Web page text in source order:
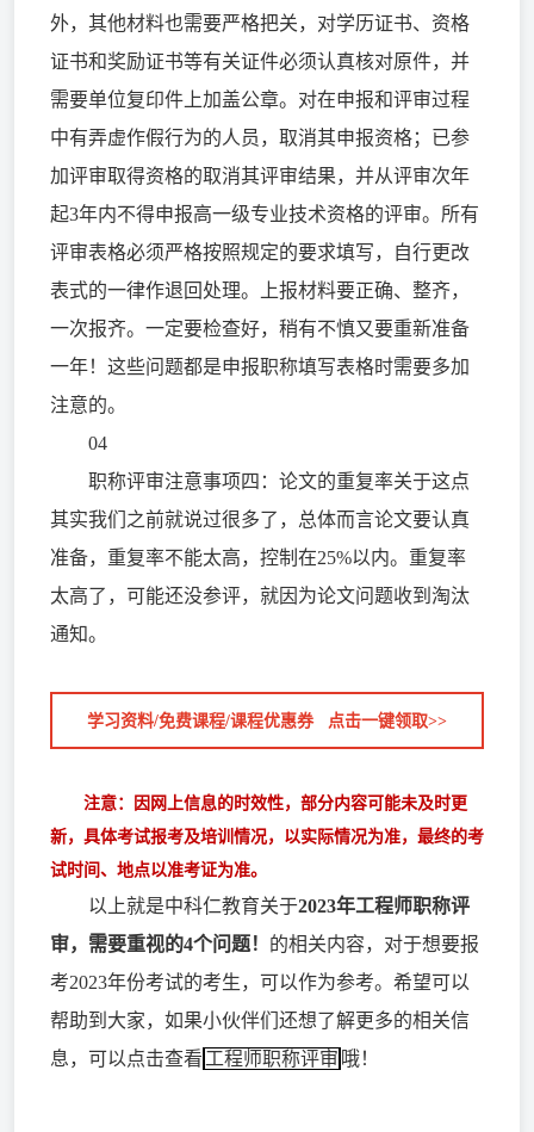
外，其他材料也需要严格把关，对学历证书、资格
证书和奖励证书等有关证件必须认真核对原件，并
需要单位复印件上加盖公章。对在申报和评审过程
中有弄虚作假行为的人员，取消其申报资格；已参
加评审取得资格的取消其评审结果，并从评审次年
起3年内不得申报高一级专业技术资格的评审。所有
评审表格必须严格按照规定的要求填写，自行更改
表式的一律作退回处理。上报材料要正确、整齐，
一次报齐。一定要检查好，稍有不慎又要重新准备
一年！这些问题都是申报职称填写表格时需要多加
注意的。
04
职称评审注意事项四：论文的重复率关于这点
其实我们之前就说过很多了，总体而言论文要认真
准备，重复率不能太高，控制在25%以内。重复率
太高了，可能还没参评，就因为论文问题收到淘汰
通知。
学习资料/免费课程/课程优惠券 点击一键领取>>
注意：因网上信息的时效性，部分内容可能未及时更
新，具体考试报考及培训情况，以实际情况为准，最终的考
试时间、地点以准考证为准。
以上就是中科仁教育关于2023年工程师职称评
审，需要重视的4个问题！
的相关内容，对于想要报
考2023年份考试的考生，可以作为参考。希望可以
帮助到大家，如果小伙伴们还想了解更多的相关信
息，可以点击查看工程师职称评审 哦！